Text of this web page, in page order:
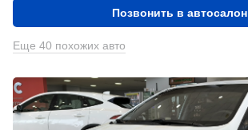
Позвонить в автосалон
Еще 40 похожих авто